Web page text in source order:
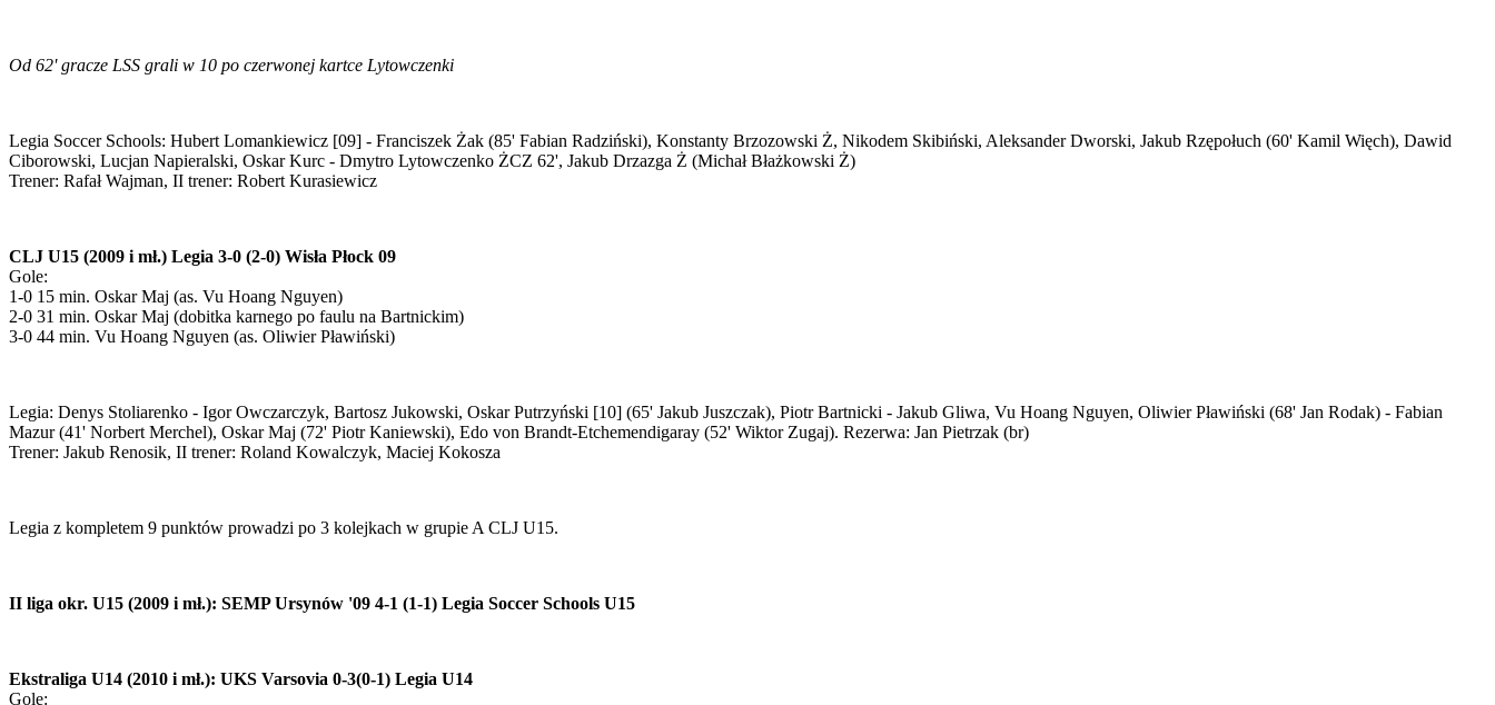
Od 62' gracze LSS grali w 10 po czerwonej kartce Lytowczenki
Legia Soccer Schools: Hubert Lomankiewicz [09] - Franciszek Żak (85' Fabian Radziński), Konstanty Brzozowski Ż, Nikodem Skibiński, Aleksander Dworski, Jakub Rzępołuch (60' Kamil Więch), Dawid
Ciborowski, Lucjan Napieralski, Oskar Kurc - Dmytro Lytowczenko ŻCZ 62', Jakub Drzazga Ż (Michał Błażkowski Ż)
Trener: Rafał Wajman, II trener: Robert Kurasiewicz
CLJ U15 (2009 i mł.) Legia 3-0 (2-0) Wisła Płock 09
Gole:
1-0 15 min. Oskar Maj (as. Vu Hoang Nguyen)
2-0 31 min. Oskar Maj (dobitka karnego po faulu na Bartnickim)
3-0 44 min. Vu Hoang Nguyen (as. Oliwier Pławiński)
Legia: Denys Stoliarenko - Igor Owczarczyk, Bartosz Jukowski, Oskar Putrzyński [10] (65' Jakub Juszczak), Piotr Bartnicki - Jakub Gliwa, Vu Hoang Nguyen, Oliwier Pławiński (68' Jan Rodak) - Fabian
Mazur (41' Norbert Merchel), Oskar Maj (72' Piotr Kaniewski), Edo von Brandt-Etchemendigaray (52' Wiktor Zugaj). Rezerwa: Jan Pietrzak (br)
Trener: Jakub Renosik, II trener: Roland Kowalczyk, Maciej Kokosza
Legia z kompletem 9 punktów prowadzi po 3 kolejkach w grupie A CLJ U15.
II liga okr. U15 (2009 i mł.): SEMP Ursynów '09 4-1 (1-1) Legia Soccer Schools U15
Ekstraliga U14 (2010 i mł.): UKS Varsovia 0-3(0-1) Legia U14
Gole: